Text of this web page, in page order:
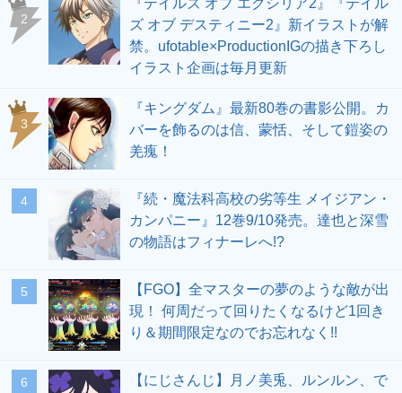
2
『テイルズ オブ エクシリア2』『テイル
ズ オブ デスティニー2』新イラストが解
禁。ufotable×ProductionIGの描き下ろし
イラスト企画は毎月更新
3
『キングダム』最新80巻の書影公開。カ
バーを飾るのは信、蒙恬、そして鎧姿の
羌瘣！
4
『続・魔法科高校の劣等生 メイジアン・
カンパニー』12巻9/10発売。達也と深雪
の物語はフィナーレへ!?
5
【FGO】全マスターの夢のような敵が出
現！ 何周だって回りたくなるけど1回き
り＆期間限定なのでお忘れなく!!
6
【にじさんじ】月ノ美兎、ルンルン、で